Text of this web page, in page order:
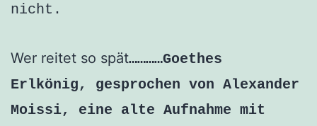
nicht.
Wer reitet so spät…………Goethes
Erlkönig, gesprochen von Alexander
Moissi, eine alte Aufnahme mit